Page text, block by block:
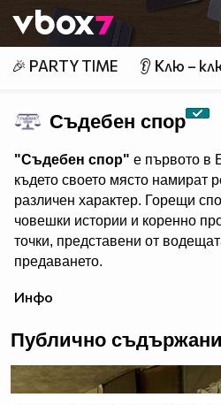
👾
🎉 PARTY TIME 👂 Клю –
Съдебен спор
"Съдебен спор" е първото в
където своето място намират
различен характер. Горещи
човешки истории и коренно
точки, представени от
предаването.
Eпизодите на предаването
Инфо
Публично